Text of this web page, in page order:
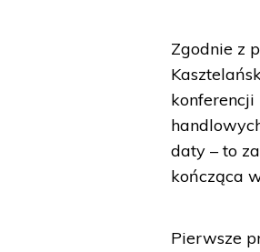
Zgodnie z
daty – to
kończąca
Pierwsze